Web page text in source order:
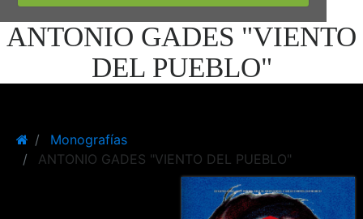
HomeMonografías
ANTONIO GADES "VIENTO DEL PUEBLO"
ANTONIO GADES "VIENTO
DEL PUEBLO"